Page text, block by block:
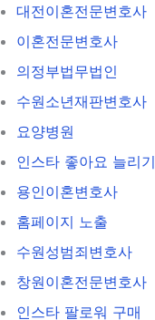
대전이혼전문변호사
이혼전문변호사
의정부법무법인
수원소년재판변호사
요양병원
인스타 좋아요 늘리기
용인이혼변호사
홈페이지 노출
수원성범죄변호사
창원이혼전문변호사
인스타 팔로워 구매